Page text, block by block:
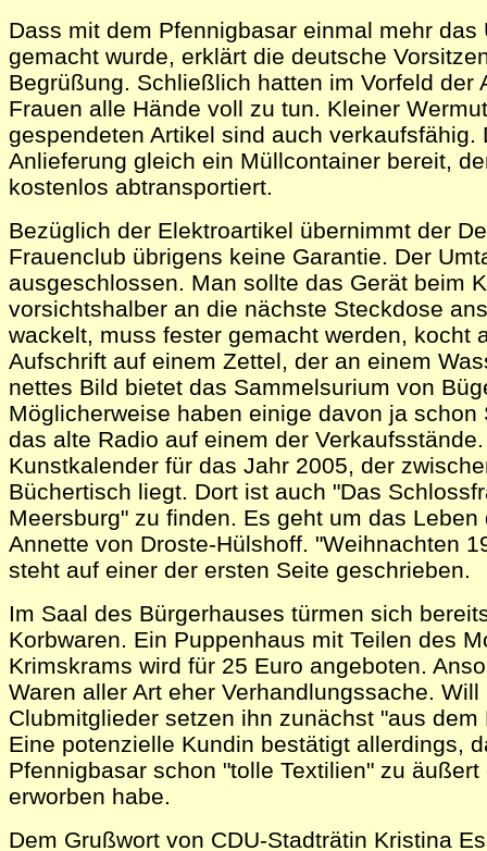
Dass mit dem Pfennigbasar einmal mehr
gemacht wurde, erklärt die deutsche
Begrüßung. Schließlich hatten im Vorfeld der
Frauen alle Hände voll zu tun. Kleiner
gespendeten Artikel sind auch verkaufsfähig.
Anlieferung gleich ein Müllcontainer bereit,
kostenlos abtransportiert.
Bezüglich der Elektroartikel übernimmt der
Frauenclub übrigens keine Garantie. Der
ausgeschlossen. Man sollte das Gerät beim
vorsichtshalber an die nächste Steckdose
wackelt, muss fester gemacht werden, kocht
Aufschrift auf einem Zettel, der an einem
nettes Bild bietet das Sammelsurium von
Möglicherweise haben einige davon ja schon
das alte Radio auf einem der
Kunstkalender für das Jahr 2005, der
Büchertisch liegt. Dort ist auch "Das
Meersburg" zu finden. Es geht um das
Annette von Droste-Hülshoff. "Weihnachten
steht auf einer der ersten Seite geschrieben.
Im Saal des Bürgerhauses türmen sich
Korbwaren. Ein Puppenhaus mit Teilen des
Krimskrams wird für 25 Euro angeboten.
Waren aller Art eher Verhandlungssache.
Clubmitglieder setzen ihn zunächst "aus
Eine potenzielle Kundin bestätigt allerdings,
Pfennigbasar schon "tolle Textilien" zu
erworben habe.
Dem Grußwort von CDU-Stadträtin Kristina